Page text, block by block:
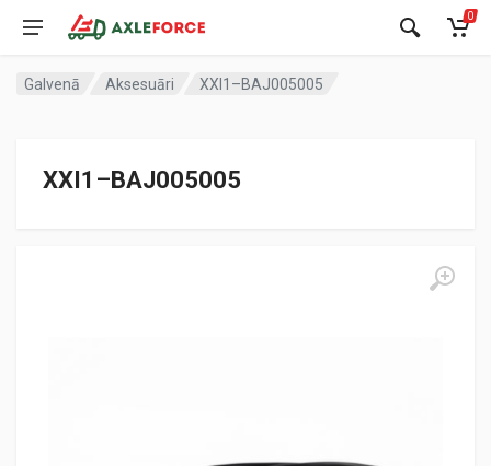
0
Galvenā Aksesuāri XXI1–BAJ005005
XXI1–BAJ005005